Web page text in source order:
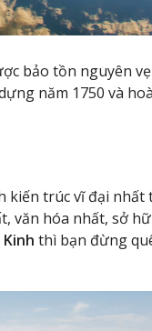
bảo tồn nguyên
năm 1750 và
kiến trúc vĩ đại nhất
văn hóa nhất, sở
Kinh thì bạn đừng